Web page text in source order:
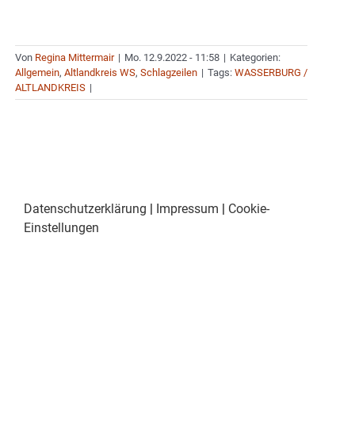
Von Regina Mittermair | Mo. 12.9.2022 - 11:58 | Kategorien:
Allgemein, Altlandkreis WS, Schlagzeilen | Tags: WASSERBURG /
ALTLANDKREIS |
Datenschutzerklärung | Impressum | Cookie-
Einstellungen